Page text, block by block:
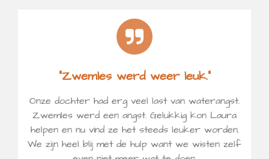
“Zwemles werd weer leuk.”
Onze dochter had erg veel last van waterangst.
Zwemles werd een angst. Gelukkig kon Laura
helpen en nu vind ze het steeds leuker worden.
We zijn heel blij met de hulp want we wisten zelf